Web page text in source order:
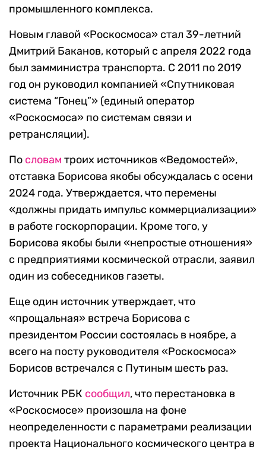
промышленного комплекса.
Новым главой «Роскосмоса» стал 39-летний
Дмитрий Баканов, который с апреля 2022 года
был замминистра транспорта. С 2011 по 2019
год он руководил компанией «Спутниковая
система “Гонец”» (единый оператор
«Роскосмоса» по системам связи и
ретрансляции).
По словам троих источников «Ведомостей»,
отставка Борисова якобы обсуждалась с осени
2024 года. Утверждается, что перемены
«должны придать импульс коммерциализации»
в работе госкорпорации. Кроме того, у
Борисова якобы были «непростые отношения»
с предприятиями космической отрасли, заявил
один из собеседников газеты.
Еще один источник утверждает, что
«прощальная» встреча Борисова с
президентом России состоялась в ноябре, а
всего на посту руководителя «Роскосмоса»
Борисов встречался с Путиным шесть раз.
Источник РБК сообщил, что перестановка в
«Роскосмосе» произошла на фоне
неопределенности с параметрами реализации
проекта Национального космического центра в